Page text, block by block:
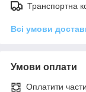
Транспортна
Всі умови
Умови оплати
Оплатити